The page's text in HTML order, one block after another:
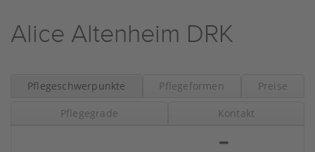
Alice Altenheim DRK
Pflegeschwerpunkte Pflegeformen Preise
Pflegegrade Kontakt